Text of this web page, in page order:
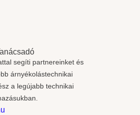
segíti partnereinket és
árnyékolástechnikai
a legújabb technikai